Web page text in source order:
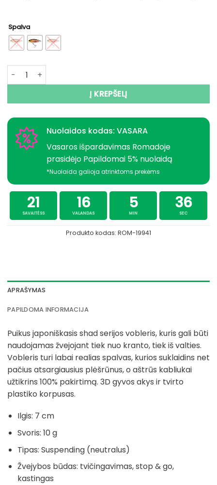
Spalva
produkto kiekis: Vobleris Yo-zuri Shad 3DR SP 70mm
Į KREPŠELĮ
Nuolaidos kodas: VASARA
Vasaros išpardavimas Romadoje
prasidėjo Papildomai 5% nuolaidą
*Nuolaida galioja atrinktoms prekėms
21
SAVAITĖSS
16
VALANDAS
5
MIN
36
SEC
Produkto kodas: ROM-19941
APRAŠYMAS
PAPILDOMA INFORMACIJA
Puikus japoniškasis shad serijos vobleris, kuris gali būti
naudojamas žvejojant tiek nuo kranto, tiek iš valties.
Vobleris turi labai realias spalvas, kurios suklaidins net
pačius atsargiausius plėšrūnus, o aštrūs kabliukai
užtikrins 100% pakirtimą. 3D gyvos akys ir tvirto
plastiko korpusas.
Ilgis: 7 cm
Svoris: 10 g
Tipas: Suspending (neutralus)
Žvejybos būdas: tvičingavimas, stop & go,
kastingas